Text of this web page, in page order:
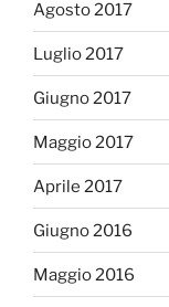
Agosto 2017
Luglio 2017
Giugno 2017
Maggio 2017
Aprile 2017
Giugno 2016
Maggio 2016